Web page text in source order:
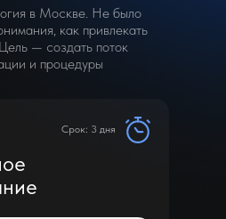
Срок: 3 дня
в Москве. Не было
как привлекать
— создать поток
и процедуры